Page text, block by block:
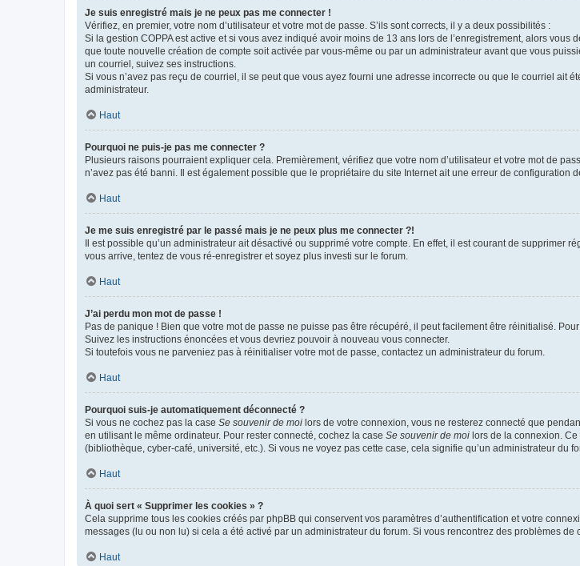
Je suis enregistré mais je ne peux pas me connecter !
Vérifiez, en premier, votre nom d’utilisateur et votre mot de passe. S’ils sont corrects, il y a deux possibilités :
Si la gestion COPPA est active et si vous avez indiqué avoir moins de 13 ans lors de l’enregistrement, alors
que toute nouvelle création de compte soit activée par vous-même ou par un administrateur avant que vous
un courriel, suivez ses instructions.
Si vous n’avez pas reçu de courriel, il se peut que vous ayez fourni une adresse incorrecte ou que le courriel ait
administrateur.
Haut
Pourquoi ne puis-je pas me connecter ?
Plusieurs raisons pourraient expliquer cela. Premièrement, vérifiez que votre nom d’utilisateur et votre mot de
n’avez pas été banni. Il est également possible que le propriétaire du site Internet ait une erreur de configuration
Haut
Je me suis enregistré par le passé mais je ne peux plus me connecter ?!
Il est possible qu’un administrateur ait désactivé ou supprimé votre compte. En effet, il est courant de
vous arrive, tentez de vous ré-enregistrer et soyez plus investi sur le forum.
Haut
J’ai perdu mon mot de passe !
Pas de panique ! Bien que votre mot de passe ne puisse pas être récupéré, il peut facilement être réinitialisé.
Suivez les instructions énoncées et vous devriez pouvoir à nouveau vous connecter.
Si toutefois vous ne parveniez pas à réinitialiser votre mot de passe, contactez un administrateur du forum.
Haut
Pourquoi suis-je automatiquement déconnecté ?
Si vous ne cochez pas la case Se souvenir de moi lors de votre connexion, vous ne resterez connecté que
en utilisant le même ordinateur. Pour rester connecté, cochez la case Se souvenir de moi lors de la connexion.
(bibliothèque, cyber-café, université, etc.). Si vous ne voyez pas cette case, cela signifie qu’un administrateur du
Haut
À quoi sert « Supprimer les cookies » ?
Cela supprime tous les cookies créés par phpBB qui conservent vos paramètres d’authentification et votre
messages (lu ou non lu) si cela a été activé par un administrateur du forum. Si vous rencontrez des problèmes
Haut